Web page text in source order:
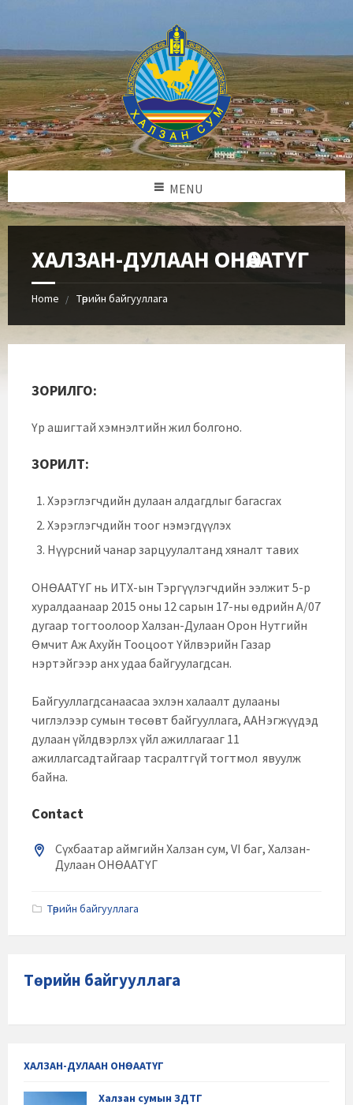
MENU
ХАЛЗАН-ДУЛААН ОНӨААТҮГ
Home Төрийн байгууллага
ЗОРИЛГО:
Үр ашигтай хэмнэлтийн жил болгоно.
ЗОРИЛТ:
Хэрэглэгчдийн дулаан алдагдлыг багасгах
Хэрэглэгчдийн тоог нэмэгдүүлэх
Нүүрсний чанар зарцуулалтанд хяналт тавих
ОНӨААТҮГ нь ИТХ-ын Тэргүүлэгчдийн ээлжит 5-р
хуралдаанаар 2015 оны 12 сарын 17-ны өдрийн А/07
дугаар тогтоолоор Халзан-Дулаан Орон Нутгийн
Өмчит Аж Ахуйн Тооцоот Үйлвэрийн Газар
нэртэйгээр анх удаа байгуулагдсан.
Байгууллагдсанаасаа эхлэн халаалт дулааны
чиглэлээр сумын төсөвт байгууллага, ААНэгжүүдэд
дулаан үйлдвэрлэх үйл ажиллагааг 11
ажиллагсадтайгаар тасралтгүй тогтмол явуулж
байна.
Contact
Сүхбаатар аймгийн Халзан сум, VI баг, Халзан-
Дулаан ОНӨААТҮГ
Categories:
Төрийн байгууллага
Төрийн байгууллага
ХАЛЗАН-ДУЛААН ОНӨААТҮГ
Халзан сумын ЗДТГ